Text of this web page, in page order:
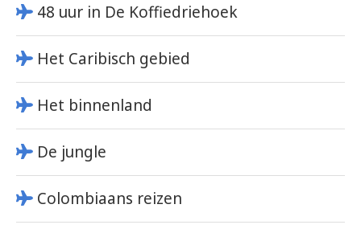
48 uur in De Koffiedriehoek
Het Caribisch gebied
Het binnenland
De jungle
Colombiaans reizen